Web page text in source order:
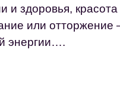
и здоровья,
или отторжение
энергии….